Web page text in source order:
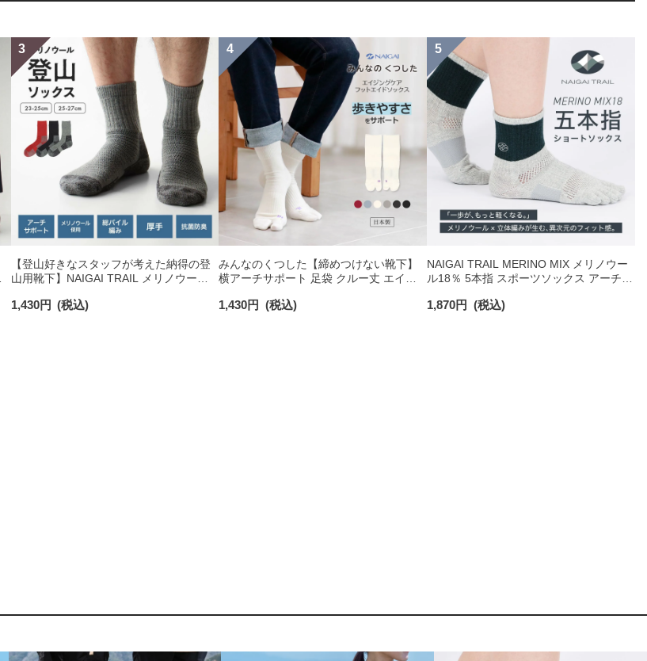
【登山好きなスタッフが考えた納得の登
山用靴下】NAIGAI TRAIL メリノウール
最短翌日発送】90301018
1,430円 (税込)
みんなのくつした【締めつけない靴下】
横アーチサポート 足袋 クルー丈 エイジ
レディース 03150025
1,430円 (税込)
NAIGAI TRAIL MERINO MIX メリノウー
ル18％ 5本指 スポーツソックス アーチフ
付 ショート丈 メンズ レディース 【365
1,870円 (税込)